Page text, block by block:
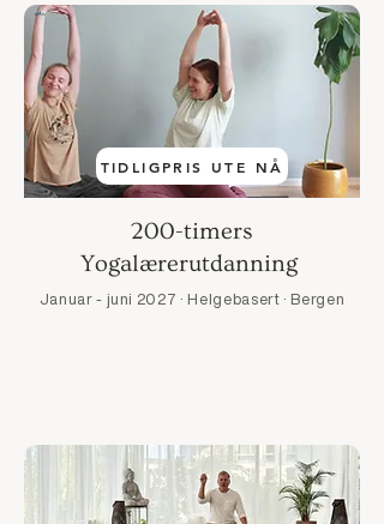
TIDLIGPRIS UTE NÅ
200-timers
Yogalærerutdanning
Januar - juni 2027 · Helgebasert · Bergen